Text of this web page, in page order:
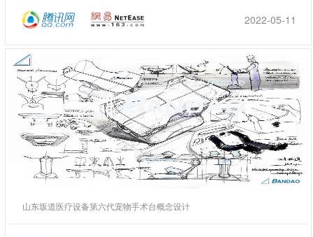
2022-05-11
山东坂道医疗设备第六代宠物手术台概念设计